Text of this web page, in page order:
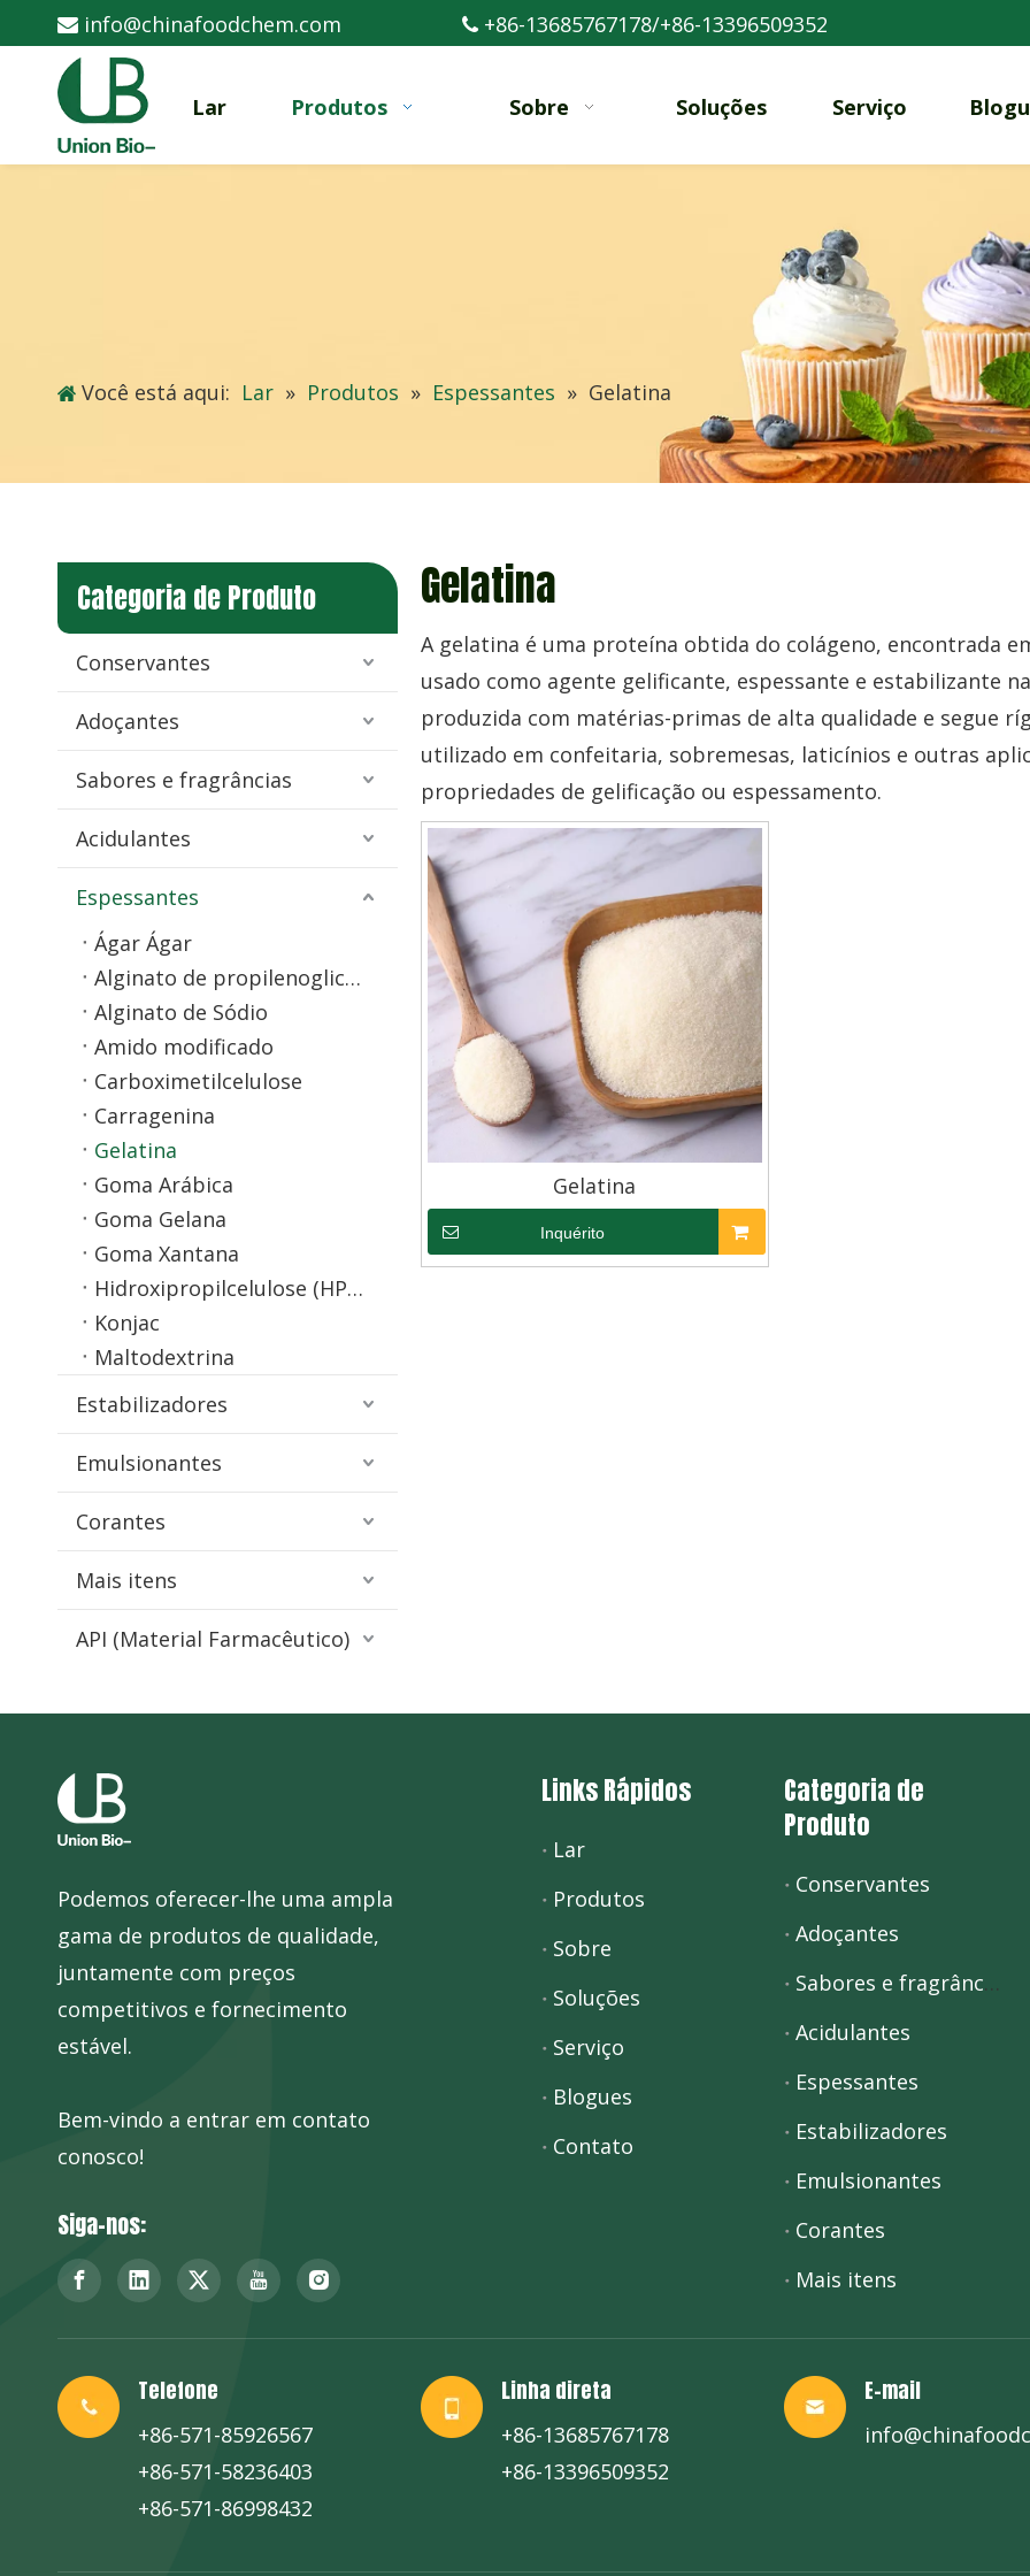
 info@chinafoodchem.com  +86-13685767178/+86-13396509352
Lar Produtos Sobre Soluções Serviço
Você está aqui: Lar » Produtos » Espessantes » Gelatina
Categoria de Produto
Conservantes
Adoçantes
Sabores e fragrâncias
Acidulantes
Espessantes
Ágar Ágar
Alginato de propilenoglicol (PGA)
Alginato de Sódio
Amido modificado
Carboximetilcelulose
Carragenina
Gelatina
Goma Arábica
Goma Gelana
Goma Xantana
Hidroxipropilcelulose (HPC)
Konjac
Maltodextrina
Estabilizadores
Emulsionantes
Corantes
Mais itens
API (Material Farmacêutico)
Gelatina
A gelatina é uma proteína obtida do colágeno, encontrada
usado como agente gelificante, espessante e estabilizante
produzida com matérias-primas de alta qualidade e segue
utilizado em confeitaria, sobremesas, laticínios e outras
propriedades de gelificação ou espessamento.
Gelatina
Inquérito
Podemos oferecer-lhe uma ampla
gama de produtos de qualidade,
juntamente com preços
competitivos e fornecimento
estável.
Bem-vindo a entrar em contato
conosco!
Siga-nos:
Links Rápidos
Lar
Produtos
Sobre
Soluções
Serviço
Blogues
Contato
Categoria de
Produto
Conservantes
Adoçantes
Sabores e fragrâncias
Acidulantes
Espessantes
Estabilizadores
Emulsionantes
Corantes
Mais itens
Telefone
+86-571-85926567
+86-571-58236403
+86-571-86998432
Linha direta
+86-13685767178
+86-13396509352
E-mail